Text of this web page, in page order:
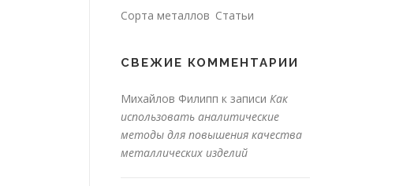
Сорта металлов Статьи
СВЕЖИЕ КОММЕНТАРИИ
Михайлов Филипп к записи Как
использовать аналитические
методы для повышения качества
металлических изделий